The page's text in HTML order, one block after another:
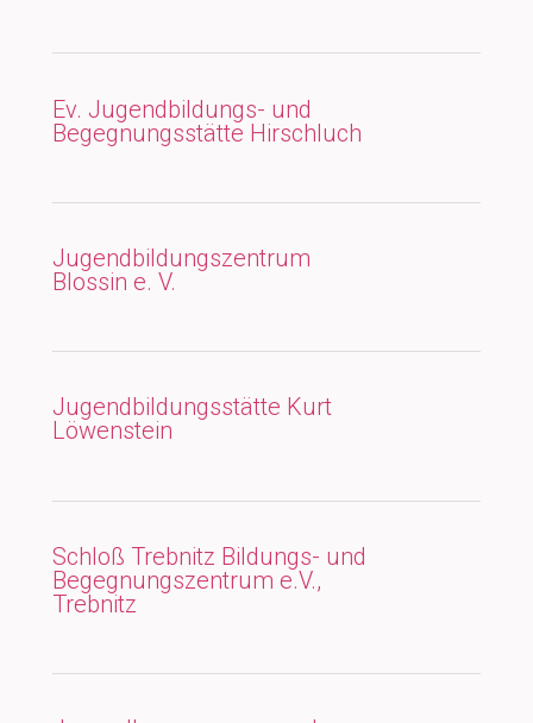
Ev. Jugendbildungs- und
Begegnungsstätte Hirschluch
Jugendbildungszentrum
Blossin e. V.
Jugendbildungsstätte Kurt
Löwenstein
Schloß Trebnitz Bildungs- und
Begegnungszentrum e.V.,
Trebnitz